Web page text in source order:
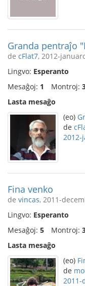
Granda pentraĵo
de cFlat7, 2012-
Lingvo: Esperanto
Mesaĝoj: 1 Montroj:
Lasta mesaĝo
(eo)
de
2012-
Fina venko
de vincas, 2011-
Lingvo: Esperanto
Mesaĝoj: 5 Montroj:
Lasta mesaĝo
(eo)
de
2011-